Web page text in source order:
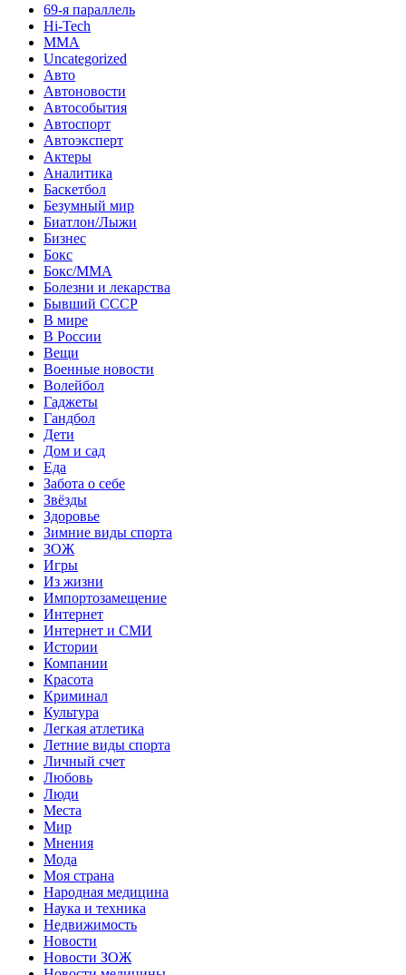
69-я параллель
Hi-Tech
MMA
Uncategorized
Авто
Автоновости
Автособытия
Автоспорт
Автоэксперт
Актеры
Аналитика
Баскетбол
Безумный мир
Биатлон/Лыжи
Бизнес
Бокс
Бокс/MMA
Болезни и лекарства
Бывший СССР
В мире
В России
Вещи
Военные новости
Волейбол
Гаджеты
Гандбол
Дети
Дом и сад
Еда
Забота о себе
Звёзды
Здоровье
Зимние виды спорта
ЗОЖ
Игры
Из жизни
Импортозамещение
Интернет
Интернет и СМИ
Истории
Компании
Красота
Криминал
Культура
Легкая атлетика
Летние виды спорта
Личный счет
Любовь
Люди
Места
Мир
Мнения
Мода
Моя страна
Народная медицина
Наука и техника
Недвижимость
Новости
Новости ЗОЖ